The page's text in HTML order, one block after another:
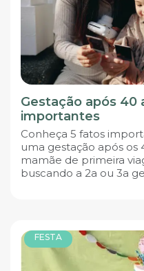
Gestação após 40
importantes
Conheça 5 fatos
uma gestação após os
mamãe de primeira
buscando a 2a ou 3a
FESTA